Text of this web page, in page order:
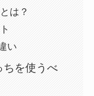
は？
い
ちを使うべ